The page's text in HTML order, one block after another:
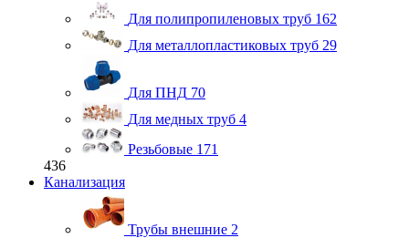
Для полипропиленовых труб 162
Для металлопластиковых труб 29
Для ПНД 70
Для медных труб 4
Резьбовые 171
436
Канализация
Трубы внешние 2